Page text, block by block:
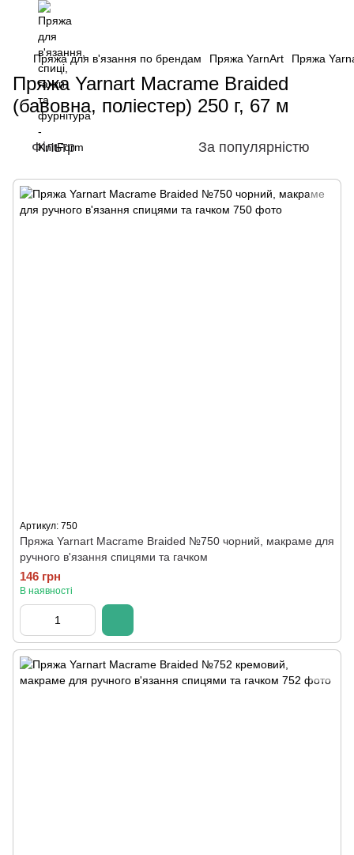
Пряжа для в'язання по брендам Пряжа YarnArt Пряжа
Пряжа Yarnart Macrame Braided
(бавовна, поліестер) 250 г, 67 м
Фільтр За популярністю
Артикул: 750
Пряжа Yarnart Macrame Braided №750 чорний, макраме для
ручного в'язання спицями та гачком
146 грн
В наявності